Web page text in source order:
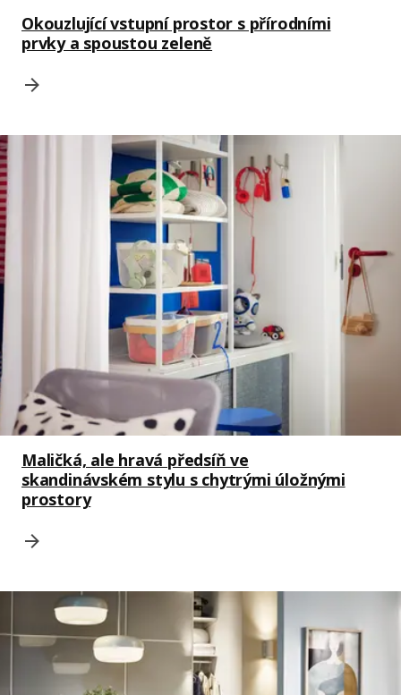
Okouzlující vstupní prostor s přírodními
prvky a spoustou zeleně
Maličká, ale hravá předsíň ve
skandinávském stylu s chytrými úložnými
prostory